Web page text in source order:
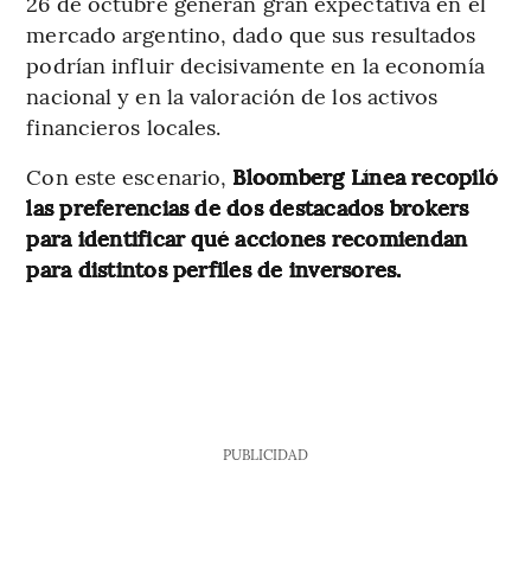
mercado argentino, dado que sus resultados
podrían influir decisivamente en la economía
nacional y en la valoración de los activos
financieros locales.
Con este escenario, Bloomberg Línea recopiló
las preferencias de dos destacados brokers
para identificar qué acciones recomiendan
para distintos perfiles de inversores.
PUBLICIDAD